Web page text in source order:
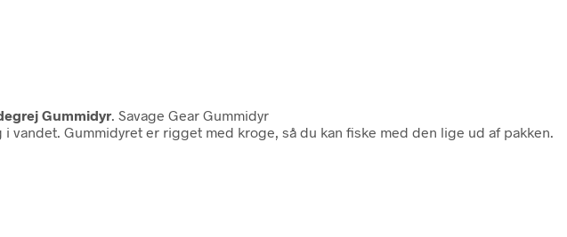
Gummidyr . Savage Gear Gummidyr
Gummidyret er rigget med kroge, så du kan fiske med den lige ud af pakken.